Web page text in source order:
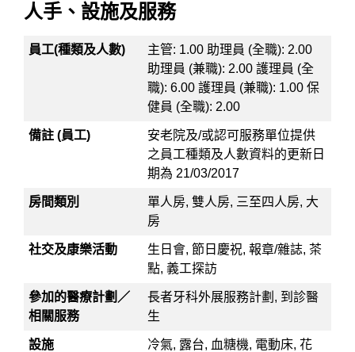
人手、設施及服務
員工(種類及人數)
主管: 1.00 助理員 (全職): 2.00
助理員 (兼職): 2.00 護理員 (全
職): 6.00 護理員 (兼職): 1.00 保
健員 (全職): 2.00
備註 (員工)
安老院及/或認可服務單位提供
之員工種類及人數資料的更新日
期為 21/03/2017
房間類別
單人房, 雙人房, 三至四人房, 大
房
社交及康樂活動
生日會, 節日慶祝, 報章/雜誌, 茶
點, 義工探訪
參加的醫療計劃／
相關服務
長者牙科外展服務計劃, 到診醫
生
設施
冷氣, 露台, 血糖機, 電動床, 花